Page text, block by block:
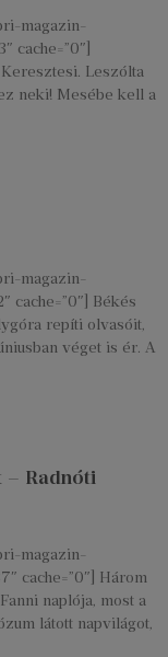
magazin-
cache=”0″]
Leszólta
neki! Mesébe kell a
magazin-
cache=”0″] Békés
repíti olvasóit,
véget is ér. A
– Radnóti
magazin-
cache=”0″] Három
naplója, most a
látott napvilágot,